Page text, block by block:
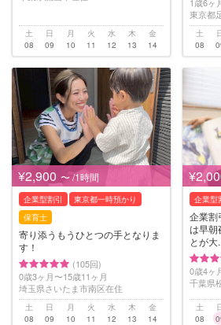
土
08
日
09
月
10
火
11
水
12
木
13
金
14
東京都
土
08
¥2,900 〜 /1時間
企業型割引
東京都一時預かり
保育士
寄り添うもうひとつの手となりま
す！
(105回)
0歳3ヶ月〜15歳11ヶ月
埼玉県さいたま市南区在住
土
08
日
09
月
10
火
11
水
12
木
13
金
14
企業型
企業割
は早朝
とが大
0歳4ヶ
千葉県
土
08